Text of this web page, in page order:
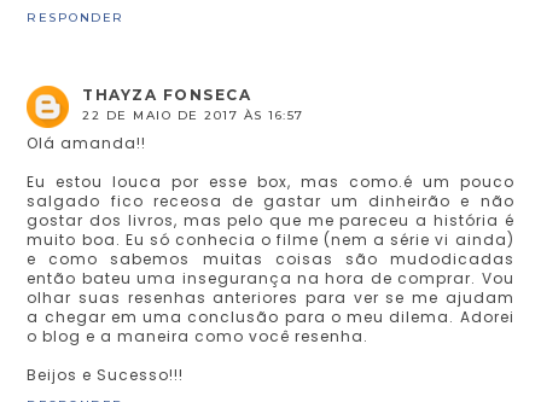
RESPONDER
THAYZA FONSECA
22 DE MAIO DE 2017 ÀS 16:57
Olá amanda!!
Eu estou louca por esse box, mas como.é um pouco
salgado fico receosa de gastar um dinheirão e não
gostar dos livros, mas pelo que me pareceu a história é
muito boa. Eu só conhecia o filme (nem a série vi ainda)
e como sabemos muitas coisas são mudodicadas
então bateu uma insegurança na hora de comprar. Vou
olhar suas resenhas anteriores para ver se me ajudam
a chegar em uma conclusão para o meu dilema. Adorei
o blog e a maneira como você resenha.
Beijos e Sucesso!!!